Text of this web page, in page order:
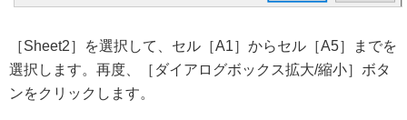
［Sheet2］を選択して、セル［A1］からセル［A5］までを
選択します。再度、［ダイアログボックス拡大/縮小］ボタ
ンをクリックします。